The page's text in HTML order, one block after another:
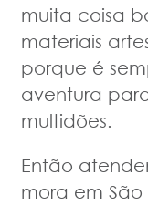
muita coisa
materiais
porque é
aventura
multidões.
Então
mora em